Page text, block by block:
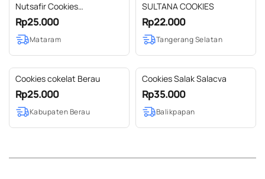
Nutsafir Cookies
Cappuccino
Rp25.000
Mataram
SULTANA COOKIES
Rp22.000
Tangerang Selatan
Cookies cokelat Berau
Rp25.000
Kabupaten Berau
Cookies Salak Salacva
Rp35.000
Balikpapan